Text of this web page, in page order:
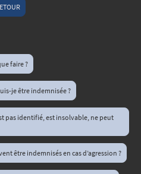
faire ?
je être indemnisée ?
pas identifié, est insolvable, ne peut
être indemnisés en cas d’agression ?